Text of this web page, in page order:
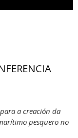
a creación da
pesquero no